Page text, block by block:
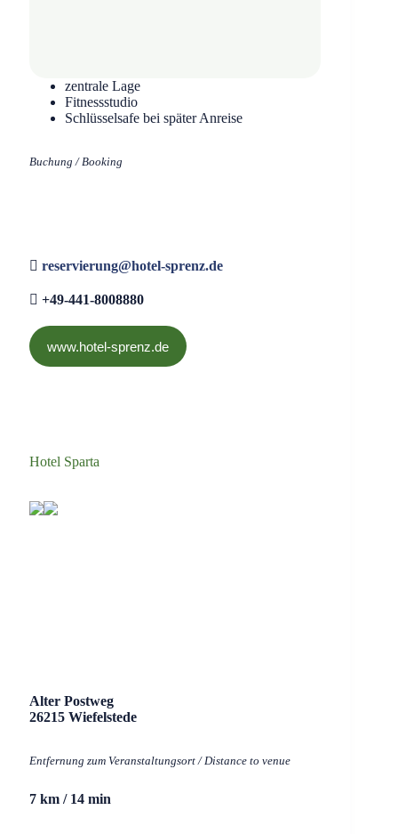
zentrale Lage
Fitnessstudio
Schlüsselsafe bei später Anreise
Buchung / Booking
reservierung@hotel-sprenz.de
+49-441-8008880
www.hotel-sprenz.de
Hotel Sparta
Alter Postweg
26215 Wiefelstede
Entfernung zum Veranstaltungsort / Distance to venue
7 km / 14 min